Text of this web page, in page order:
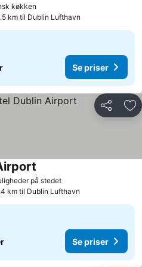
køkken
km til Dublin Lufthavn
Se priser
Del
på stedet
km til Dublin Lufthavn
Se priser